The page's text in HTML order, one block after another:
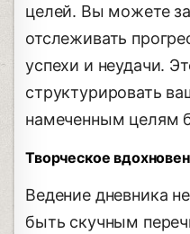
целей. Вы можете
отслеживать
успехи и неудачи.
структурировать
намеченным целям
Творческое
Ведение дневника
быть скучным